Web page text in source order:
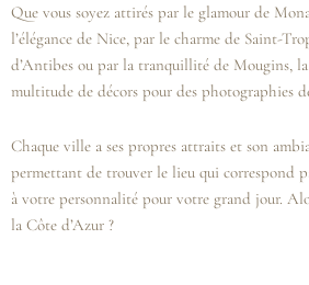
Que vous soyez attirés par le glamour de
l’élégance de Nice, par le charme de Saint-
d’Antibes ou par la tranquillité de Mougins,
multitude de décors pour des photographies
Chaque ville a ses propres attraits et son
permettant de trouver le lieu qui correspond
à votre personnalité pour votre grand jour.
la Côte d’Azur ?